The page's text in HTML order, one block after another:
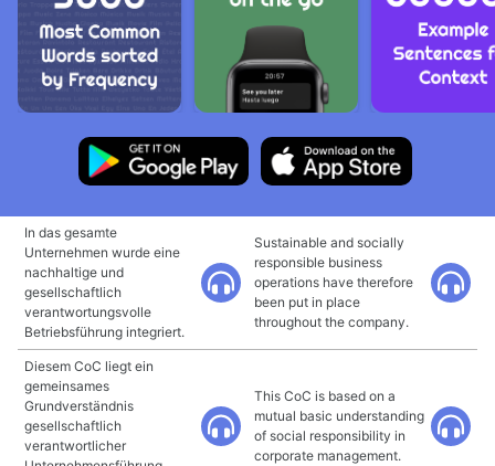
In das gesamte
Unternehmen wurde eine
nachhaltige und
gesellschaftlich
verantwortungsvolle
Betriebsführung integriert.
Sustainable and socially
responsible business
operations have therefore
been put in place
throughout the company.
Diesem CoC liegt ein
gemeinsames
Grundverständnis
gesellschaftlich
verantwortlicher
This CoC is based on a
mutual basic understanding
of social responsibility in
corporate management.